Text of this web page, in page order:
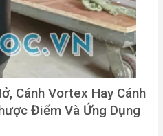
Cánh Vortex Hay Cánh
Điểm Và Ứng Dụng